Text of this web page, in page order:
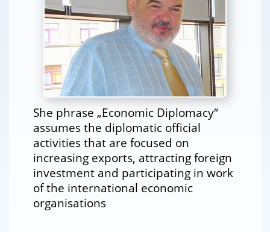
She phrase „Economic Diplomacy“
assumes the diplomatic official
activities that are focused on
increasing exports, attracting foreign
investment and participating in work
of the international economic
organisations